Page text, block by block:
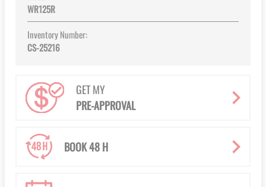
WR125R
Inventory Number:
CS-25216
GET MY
PRE-APPROVAL
BOOK 48 H